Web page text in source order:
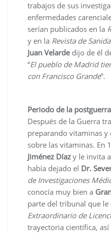
trabajos de sus
enfermedades
serían publicados en la
y en la Revista de
Juan Velardedijo de él
“El pueblo de Madrid
con Francisco Grande”.
Periodo de la
Después de la Guerra
preparando vitaminas
sobre las vitaminas. En
Jiménez Díaz y le invita
había dejado el Dr.
de Investigaciones
conocía muy bien a
parte del tribunal que le
Extraordinario de
trayectoria científica,